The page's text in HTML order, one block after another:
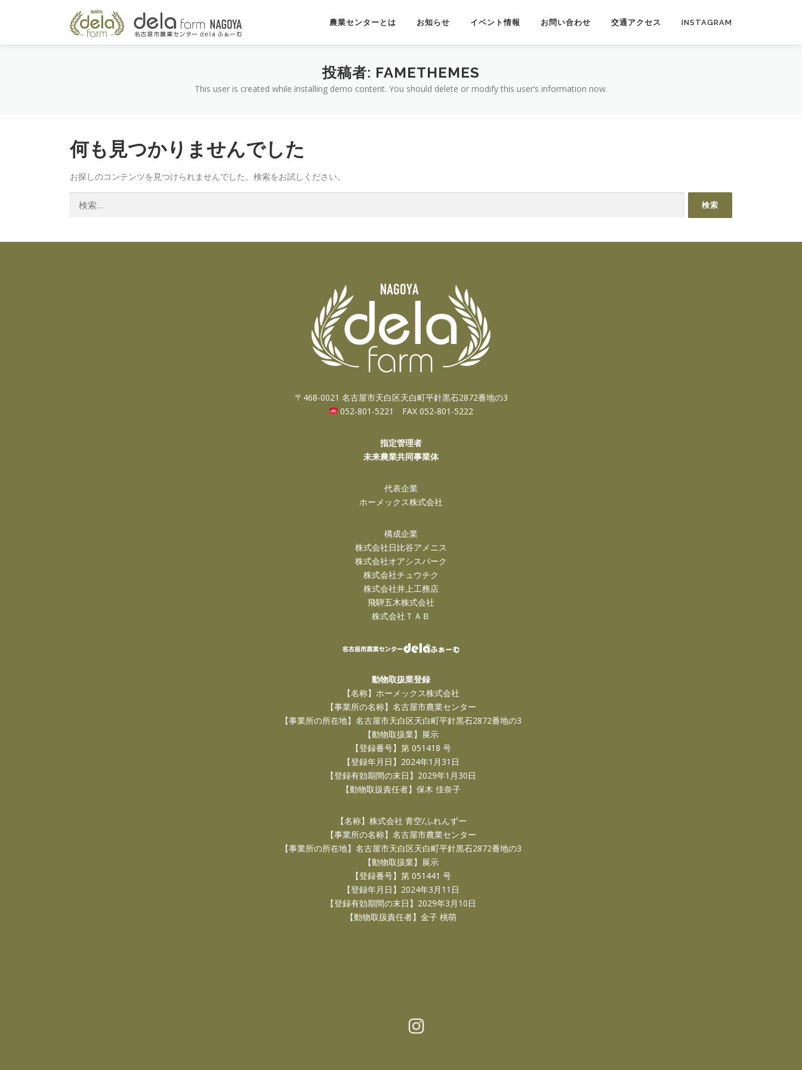
ン
農業センターとは お知らせ イベント情報 お問い合わせ 交通アクセス INSTAGRAM
投稿者: FAMETHEMES
This user is created while installing demo content. You should delete or modify this user’s information now.
何も見つかりませんでした
お探しのコンテンツを見つけられませんでした。検索をお試しください。
〒468-0021 名古屋市天白区天白町平針黒石2872番地の3
052-801-5221 FAX 052-801-5222
指定管理者
未来農業共同事業体
代表企業
ホーメックス株式会社
構成企業
株式会社日比谷アメニス
株式会社オアシスパーク
株式会社チュウチク
株式会社井上工務店
飛騨五木株式会社
株式会社ＴＡＢ
動物取扱業登録
【名称】ホーメックス株式会社
【事業所の名称】名古屋市農業センター
【事業所の所在地】名古屋市天白区天白町平針黒石2872番地の3
【動物取扱業】展示
【登録番号】第 051418 号
【登録年月日】2024年1月31日
【登録有効期間の末日】2029年1月30日
【動物取扱責任者】保木 佳奈子
【名称】株式会社 青空/ふれんずー
【事業所の名称】名古屋市農業センター
【事業所の所在地】名古屋市天白区天白町平針黒石2872番地の3
【動物取扱業】展示
【登録番号】第 051441 号
【登録年月日】2024年3月11日
【登録有効期間の末日】2029年3月10日
【動物取扱責任者】金子 桃萌